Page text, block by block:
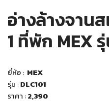
อ่างล้างจาน
1 ที่พัก MEX
ยี่ห้อ : MEX
รุ่น :DLC101
ราคา :2,390